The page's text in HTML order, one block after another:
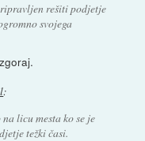
rešiti podjetje
svojega
:
licu mesta ko se je
težki časi.